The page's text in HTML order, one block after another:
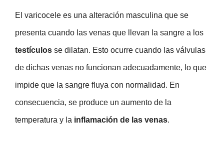
El varicocele es una alteración masculina que se
presenta cuando las venas que llevan la sangre a los
testículos se dilatan. Esto ocurre cuando las válvulas
de dichas venas no funcionan adecuadamente, lo que
impide que la sangre fluya con normalidad. En
consecuencia, se produce un aumento de la
temperatura y la inflamación de las venas.